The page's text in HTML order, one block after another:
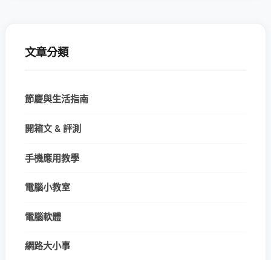
文章分類
節慶與生活指南
開箱文 & 評測
手機應用教學
電腦小教室
電腦軟體
網路大小事